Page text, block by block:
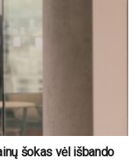
šokas vėl išbando